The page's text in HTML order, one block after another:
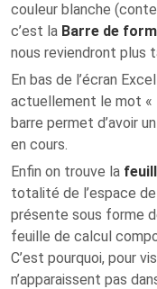
couleur blanche
c’est la Barre de
nous reviendront plus
En bas de l’écran
actuellement le mot «
barre permet d’avoir
en cours.
Enfin on trouve la
totalité de l’espace
présente sous forme
feuille de calcul
C’est pourquoi, pour
n’apparaissent pas